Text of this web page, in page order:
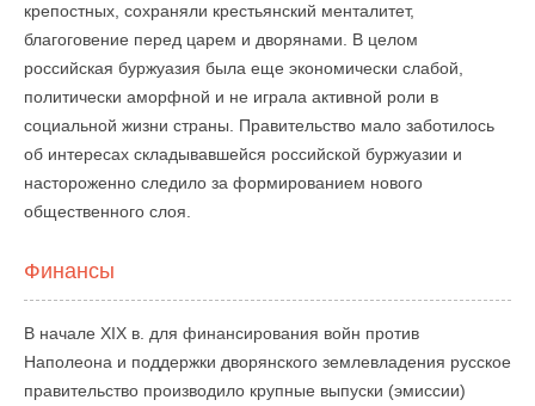
крепостных, сохраняли крестьянский менталитет,
благоговение перед царем и дворянами. В целом
российская буржуазия была еще экономически слабой,
политически аморфной и не играла активной роли в
социальной жизни страны. Правительство мало заботилось
об интересах складывавшейся российской буржуазии и
настороженно следило за формированием нового
общественного слоя.
Финансы
В начале XIX в. для финансирования войн против
Наполеона и поддержки дворянского землевладения русское
правительство производило крупные выпуски (эмиссии)